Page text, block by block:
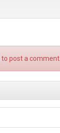
to post a comment.